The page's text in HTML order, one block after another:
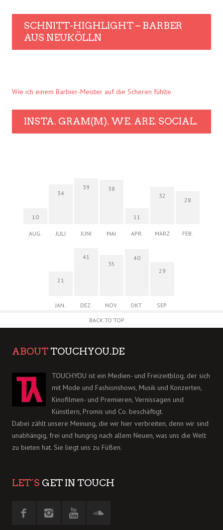
SCHNITT-HIGHLIGHT – BARBER
AUS NEUKÖLLN
Wie ich einem Barbier-Meister auf die Scheren fühlte.
INSTA. GRAM(M). WE. ARE. SOCIAL.
10
AUG.
34
JULI
39
JUNI
38
MAI
11
APR.
32
MÄRZ
28
FEB.
21
JAN.
41
DEZ.
35
NOV.
40
OKT.
29
SEP.
BACK TO TOP
ABOUT TOUCHYOU.DE
TOUCHYOU ist ein Medien- und Freizeitblog, der sich
mit Mode und Fashionshows, Musik und Konzerten,
Kinofilmen- und Premieren, Vernissagen und
Künstlern, Promis und Co. beschäftigt.
Dabei zählt unsere Meinung, die wir hier verbreiten, denn wir sind
unabhängig, frei und hungrig nach allem Neuen, was uns die Welt
zu bieten hat. Sie liegt uns zu Füßen.
LET´S GET IN TOUCH